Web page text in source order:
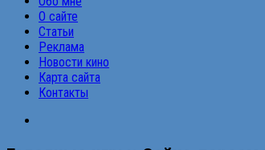
О сайте
Статьи
Реклама
Новости кино
Карта сайта
Контакты